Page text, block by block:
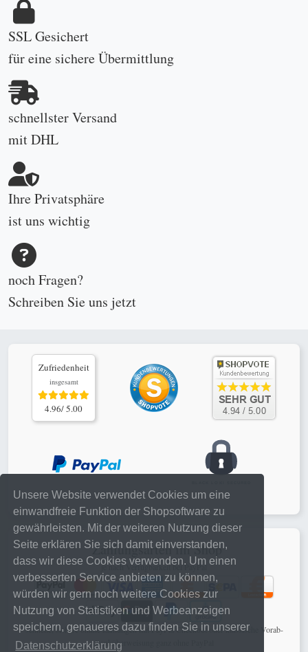
Unsere Website verwendet Cookies um eine
einwandfreie Funktion der Shopsoftware zu
gewährleisten. Mit der weiteren Nutzung dieser
Seite erklären Sie sich damit einverstanden,
dass wir diese Cookies verwenden. Um einen
verbesserten Service anbieten zu können,
würden wir gern noch weitere Cookies zur
Nutzung von Statistiken und Werbeanzeigen
speichern, genaueres dazu finden Sie in unserer
Datenschutzerklärung
SSL Gesichert
für eine sichere Übermittlung
schnellster Versand
mit DHL
Ihre Privatsphäre
ist uns wichtig
noch Fragen?
Schreiben Sie uns jetzt
Zufriedenheit
insgesamt
4.96/ 5.00
Zahlungsarten im Shop
je nach Verfügbarkeit bei PayPal
schnelle, sichere online Zahlungen mit PayPal Checkout oder klassische Vorab-
Banküberweisung ganz ohne PayPal